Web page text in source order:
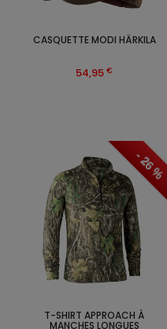
CASQUETTE MODI HÄRKILA
54,95 €
- 26 %
T-SHIRT APPROACH À
MANCHES LONGUES